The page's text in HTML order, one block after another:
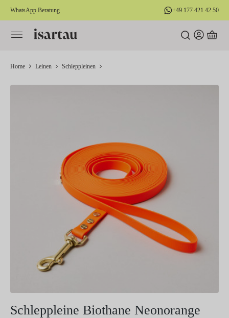
springen
WhatsApp Beratung +49 177 421 42 50
Home Leinen Schleppleinen
Schleppleine Biothane Neonorange